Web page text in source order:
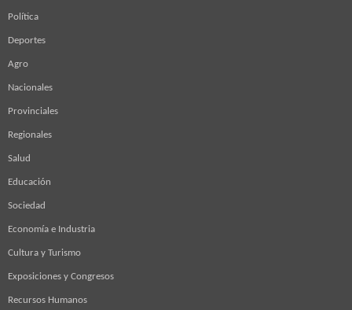
Política
Deportes
Agro
Nacionales
Provinciales
Regionales
Salud
Educación
Sociedad
Economía e Industria
Cultura y Turismo
Exposiciones y Congresos
Recursos Humanos